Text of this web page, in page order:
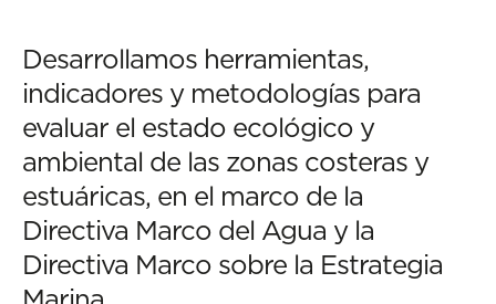
Desarrollamos herramientas,
indicadores y metodologías para
evaluar el estado ecológico y
ambiental de las zonas costeras y
estuáricas, en el marco de la
Directiva Marco del Agua y la
Directiva Marco sobre la Estrategia